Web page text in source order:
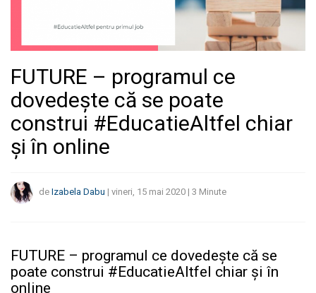
FUTURE – programul ce
dovedește că se poate
construi #EducatieAltfel chiar
și în online
de Izabela Dabu | vineri, 15 mai 2020 | 3 Minute
FUTURE – programul ce dovedește că se
poate construi #EducatieAltfel chiar și în
online